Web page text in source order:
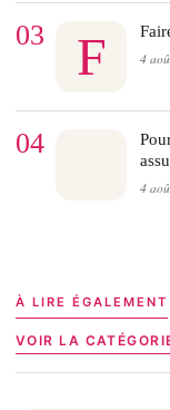
03 F 4
04
4
À LIRE ÉGALEMENT
VOIR LA